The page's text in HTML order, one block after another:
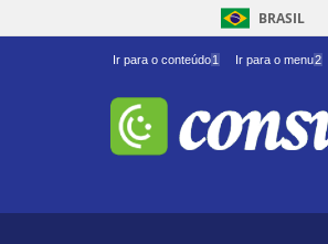
BRASIL
Ir para o conteúdo1 Ir para o menu2